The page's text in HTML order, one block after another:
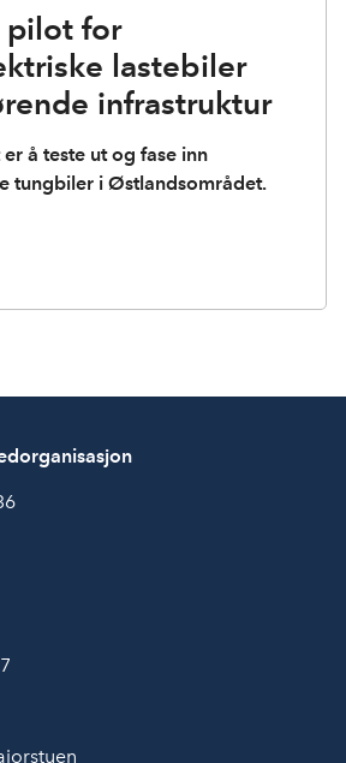
pilot for
lastebiler
infrastruktur
å teste ut og fase inn
tungbiler i Østlandsområdet.